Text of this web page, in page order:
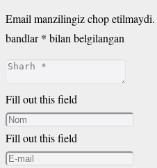
Email manzilingiz chop etilmaydi.
bandlar* bilan belgilangan
Fill out this field
Fill out this field